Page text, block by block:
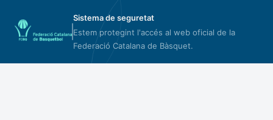
Sistema de seguretat
Estem protegint l'accés al web oficial de la
Federació Catalana de Bàsquet.